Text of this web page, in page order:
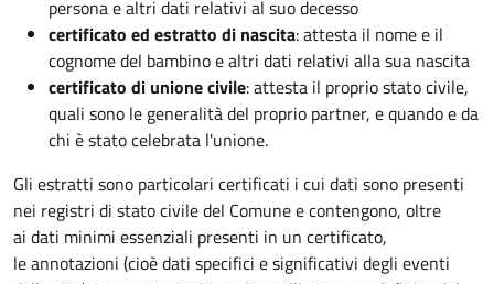
persona e altri dati relativi al suo decesso
certificato ed estratto di nascita: attesta il nome e il
cognome del bambino e altri dati relativi alla sua nascita
certificato di unione civile: attesta il proprio stato civile,
quali sono le generalità del proprio partner, e quando e da
chi è stato celebrata l'unione.
Gli estratti sono particolari certificati i cui dati sono presenti
nei registri di stato civile del Comune e contengono, oltre
ai dati minimi essenziali presenti in un certificato,
le annotazioni (cioè dati specifici e significativi degli eventi